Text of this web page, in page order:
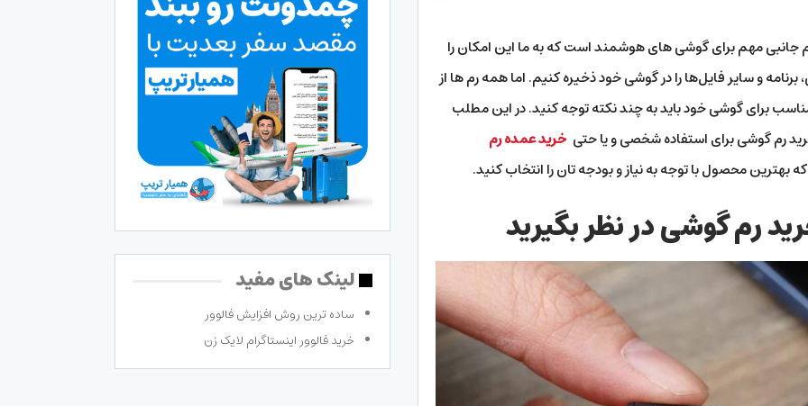
جانبی مهم برای گوشی های هوشمند است که به ما این امکان را
و سایر فایل‌ها را در گوشی خود ذخیره کنیم. اما همه رم ها از
برای گوشی خود باید به چند نکته توجه کنید. در این مطلب
رم گوشی برای استفاده شخصی و یا حتیخرید عمده رم
بهترین محصول با توجه به نیاز و بودجه تان را انتخاب کنید.
رم گوشی در نظر بگیرید
لینک های مفید
ساده ترین روش افزایش فالوور
خرید فالوور اینستاگرام لایک زن